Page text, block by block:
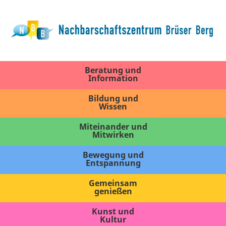
Beratung und
Information
Bildung und
Wissen
Miteinander und
Mitwirken
Bewegung und
Entspannung
Gemeinsam
genießen
Kunst und
Kultur